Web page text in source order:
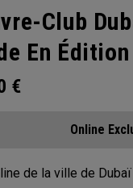
Club
En
€
Online
de la ville de